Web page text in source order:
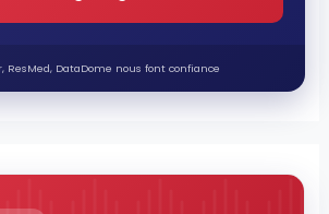
ResMed, DataDome nous font confiance